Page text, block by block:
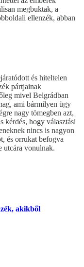
megbuktak, a
ellenzék, abban
és hiteltelen
pártjainak
mivel Belgrádban
ami bármilyen ügy
nagy tömegben azt,
kérdés, hogy választási
nincs is nagyon
és orrukat befogva
utcára vonulnak.
akikből